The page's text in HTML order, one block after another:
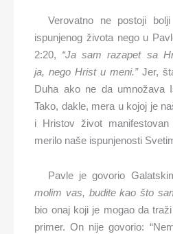
Verovatno ne postoji
ispunjenog života nego u
2:20, “Ja sam razapet sa
ja,nego Hrist u meni.” Jer,
Duha ako ne da umnožava
Tako, dakle, mera u kojoj je
i Hristov život
merilo naše ispunjenosti
Pavle je govorio
molim vas, budite kao što
bio onaj koji je mogao da
primer. On nije govorio: